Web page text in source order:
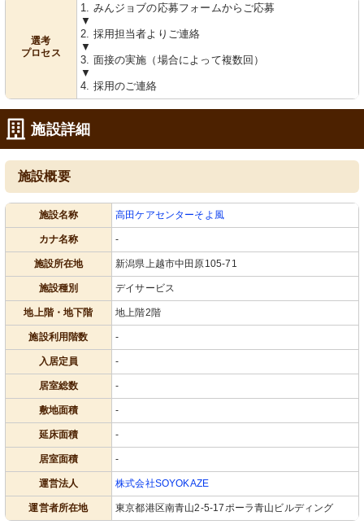
選考
プロセス
1. みんジョブの応募フォームからご応募
▼
2. 採用担当者よりご連絡
▼
3. 面接の実施（場合によって複数回）
▼
4. 採用のご連絡
施設詳細
施設概要
施設名称 高田ケアセンターそよ風
カナ名称 -
施設所在地 新潟県上越市中田原105-71
施設種別 デイサービス
地上階・地下階 地上階2階
施設利用階数 -
入居定員 -
居室総数 -
敷地面積 -
延床面積 -
居室面積 -
運営法人 株式会社SOYOKAZE
運営者所在地 東京都港区南青山2-5-17ポーラ青山ビルディング